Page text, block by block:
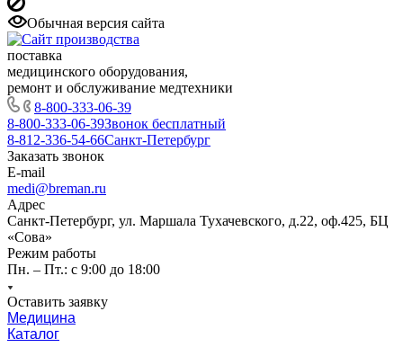
Обычная версия сайта
поставка
медицинского оборудования,
ремонт и обслуживание медтехники
8-800-333-06-39
8-800-333-06-39Звонок бесплатный
8-812-336-54-66Санкт-Петербург
Заказать звонок
E-mail
medi@breman.ru
Адрес
Санкт-Петербург, ул. Маршала Тухачевского, д.22, оф.425, БЦ
«Сова»
Режим работы
Пн. – Пт.: с 9:00 до 18:00
Оставить заявку
Медицина
Каталог